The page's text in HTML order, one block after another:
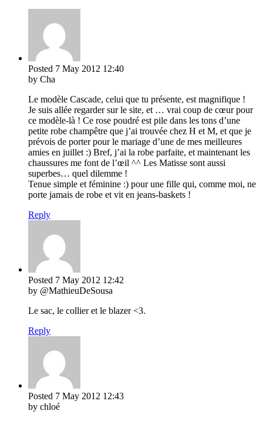
Posted 7 May 2012 12:40
by Cha
Le modèle Cascade, celui que tu présente, est magnifique !
Je suis allée regarder sur le site, et … vrai coup de cœur pour
ce modèle-là ! Ce rose poudré est pile dans les tons d’une
petite robe champêtre que j’ai trouvée chez H et M, et que je
prévois de porter pour le mariage d’une de mes meilleures
amies en juillet :) Bref, j’ai la robe parfaite, et maintenant les
chaussures me font de l’œil ^^ Les Matisse sont aussi
superbes… quel dilemme !
Tenue simple et féminine :) pour une fille qui, comme moi, ne
porte jamais de robe et vit en jeans-baskets !
Reply
Posted 7 May 2012 12:42
by @MathieuDeSousa
Le sac, le collier et le blazer <3.
Reply
Posted 7 May 2012 12:43
by chloé